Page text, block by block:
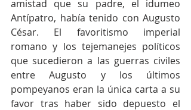
amistad que su padre, el idumeo
Antípatro, había tenido con Augusto
César. El favoritismo imperial
romano y los tejemanejes políticos
que sucedieron a las guerras civiles
entre Augusto y los últimos
pompeyanos eran la única carta a su
favor tras haber sido depuesto el